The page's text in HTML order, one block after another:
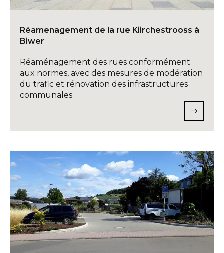
Réamenagement de la rue Kiirchestrooss à
Biwer
Réaménagement des rues conformément
aux normes, avec des mesures de modération
du trafic et rénovation des infrastructures
communales